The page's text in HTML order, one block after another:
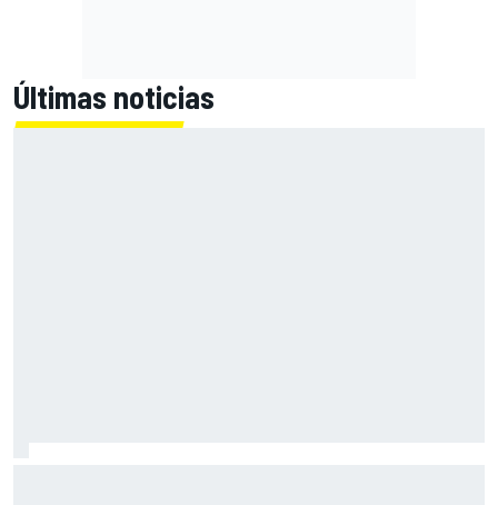
Últimas noticias